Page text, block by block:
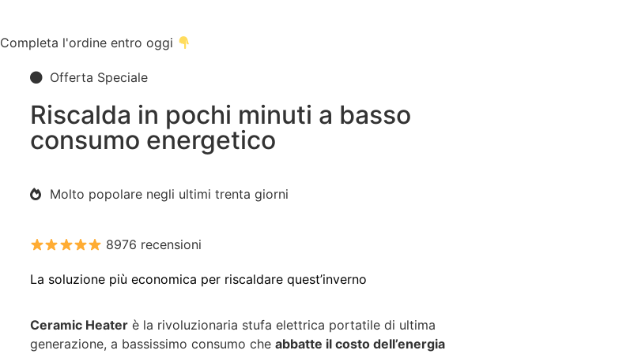
Completa l'ordine entro oggi
Offerta Speciale
Riscalda in pochi minuti a basso
consumo energetico
Molto popolare negli ultimi trenta giorni
8976 recensioni
La soluzione più economica per riscaldare quest’inverno
Ceramic Heater è la rivoluzionaria stufa elettrica portatile di ultima
generazione, a bassissimo consumo che abbatte il costo dell’energia